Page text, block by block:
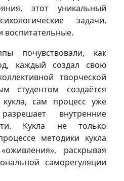
этот уникальный
задачи,
воспитательные.
почувствовали, как
каждый создал свою
творческой
студентом создаётся
сам процесс уже
внутренние
Кукла не только
методики кукла
раскрывая
саморегуляции